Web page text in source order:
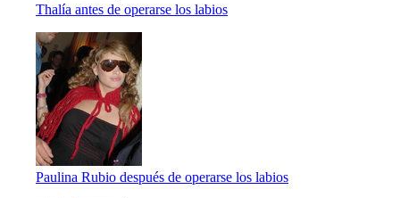
Thalía antes de operarse los labios
Paulina Rubio después de operarse los labios